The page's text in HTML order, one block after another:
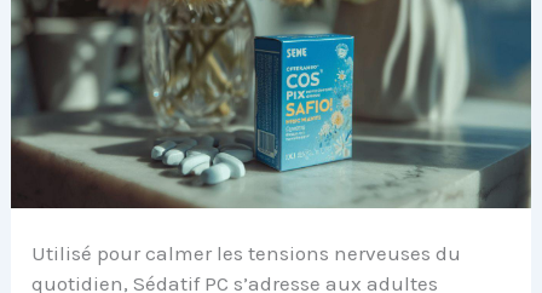
Utilisé pour calmer les tensions nerveuses du
quotidien, Sédatif PC s’adresse aux adultes